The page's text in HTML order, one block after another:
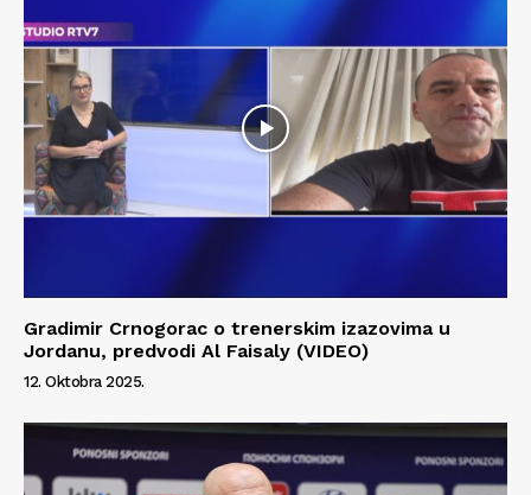
Gradimir Crnogorac o trenerskim izazovima u
Jordanu, predvodi Al Faisaly (VIDEO)
12. Oktobra 2025.